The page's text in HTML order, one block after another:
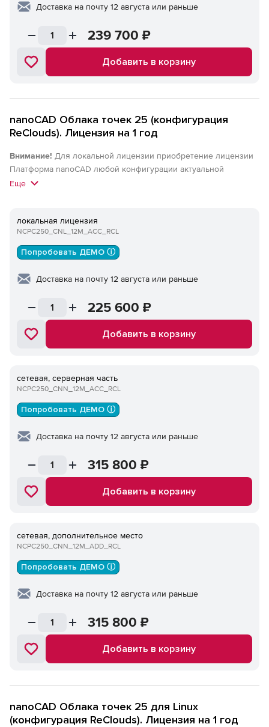
Доставка на почту 12 августа или раньше
239 700 ₽
Добавить в корзину
nanoCAD Облака точек 25 (конфигурация
ReClouds). Лицензия на 1 год
Внимание! Для локальной лицензии приобретение лицензии
Платформа nanoCAD любой конфигурации актуальной
(локальной) версии обязательно. Для сетевых лицензий
лицензия актуальной версии обязательно.
Еще
локальная лицензия
NCPC250_CNL_12M_ACC_RCL
Попробовать ДЕМО ⓘ
Доставка на почту 12 августа или раньше
225 600 ₽
Добавить в корзину
сетевая, серверная часть
NCPC250_CNN_12M_ACC_RCL
Попробовать ДЕМО ⓘ
Доставка на почту 12 августа или раньше
315 800 ₽
Добавить в корзину
сетевая, дополнительное место
NCPC250_CNN_12M_ADD_RCL
Попробовать ДЕМО ⓘ
Доставка на почту 12 августа или раньше
315 800 ₽
Добавить в корзину
nanoCAD Облака точек 25 для Linux
(конфигурация ReClouds). Лицензия на 1 год